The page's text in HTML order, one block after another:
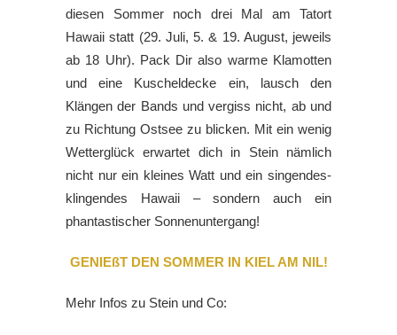
diesen Sommer noch drei Mal am Tatort
Hawaii statt (29. Juli, 5. & 19. August, jeweils
ab 18 Uhr). Pack Dir also warme Klamotten
und eine Kuscheldecke ein, lausch den
Klängen der Bands und vergiss nicht, ab und
zu Richtung Ostsee zu blicken. Mit ein wenig
Wetterglück erwartet dich in Stein nämlich
nicht nur ein kleines Watt und ein singendes-
klingendes Hawaii – sondern auch ein
phantastischer Sonnenuntergang!
GENIEßT DEN SOMMER IN KIEL AM NIL!
Mehr Infos zu Stein und Co: